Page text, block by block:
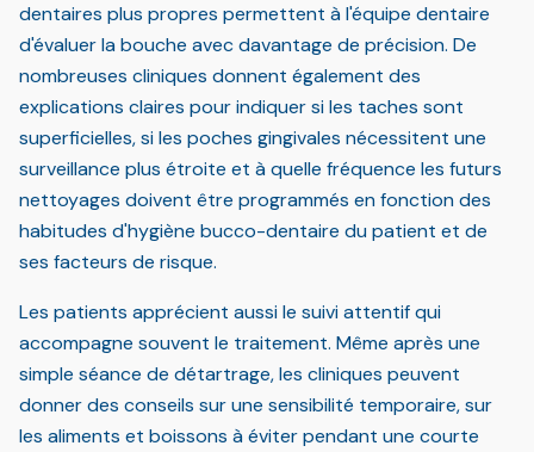
dentaires plus propres permettent à l'équipe dentaire
d'évaluer la bouche avec davantage de précision. De
nombreuses cliniques donnent également des
explications claires pour indiquer si les taches sont
superficielles, si les poches gingivales nécessitent une
surveillance plus étroite et à quelle fréquence les futurs
nettoyages doivent être programmés en fonction des
habitudes d'hygiène bucco-dentaire du patient et de
ses facteurs de risque.
Les patients apprécient aussi le suivi attentif qui
accompagne souvent le traitement. Même après une
simple séance de détartrage, les cliniques peuvent
donner des conseils sur une sensibilité temporaire, sur
les aliments et boissons à éviter pendant une courte